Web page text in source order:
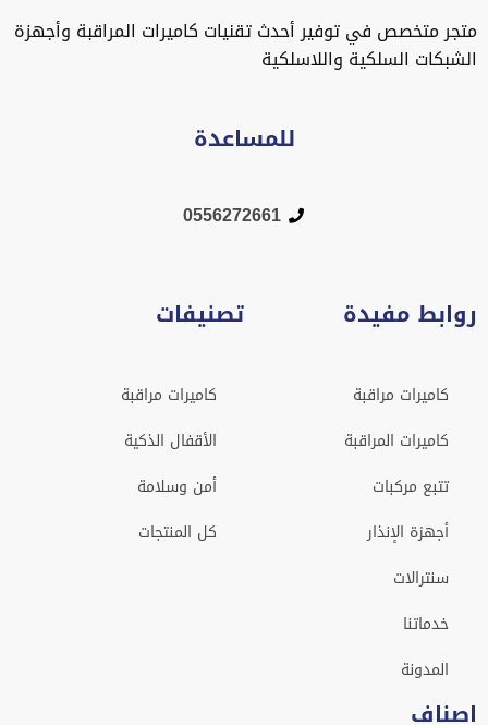
متجر متخصص في توفير أحدث تقنيات كاميرات المراقبة وأجهزة
الشبكات السلكية واللاسلكية
للمساعدة
0556272661
روابط مفيدة
كاميرات مراقبة
كاميرات المراقبة
تتبع مركبات
أجهزة الإنذار
سنترالات
خدماتنا
المدونة
تصنيفات
كاميرات مراقبة
الأقفال الذكية
أمن وسلامة
كل المنتجات
اصناف